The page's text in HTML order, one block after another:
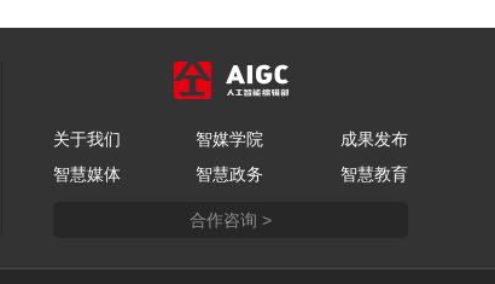
关于我们 智媒学院
成果发布
智慧媒体
智慧政务 智慧教育
合作咨询 >